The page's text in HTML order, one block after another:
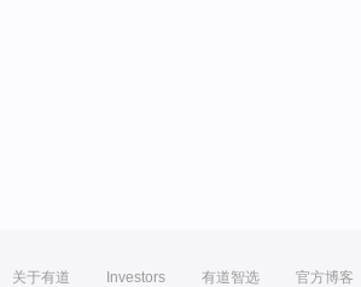
关于有道 Investors 有道智选 官方博客